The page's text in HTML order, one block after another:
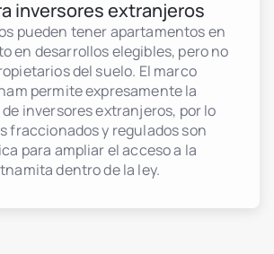
inversores extranjeros
pueden tener apartamentos en
en desarrollos elegibles, pero no
del suelo. El marco
permite expresamente la
inversores extranjeros, por lo
fraccionados y regulados son
para ampliar el acceso a la
dentro de la ley.